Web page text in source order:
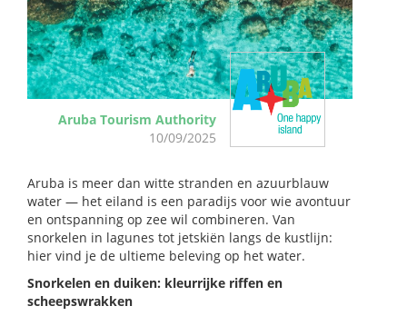
Aruba Tourism Authority
10/09/2025
Aruba is meer dan witte stranden en azuurblauw
water — het eiland is een paradijs voor wie avontuur
en ontspanning op zee wil combineren. Van
snorkelen in lagunes tot jetskiën langs de kustlijn:
hier vind je de ultieme beleving op het water.
Snorkelen en duiken: kleurrijke riffen en
scheepswrakken